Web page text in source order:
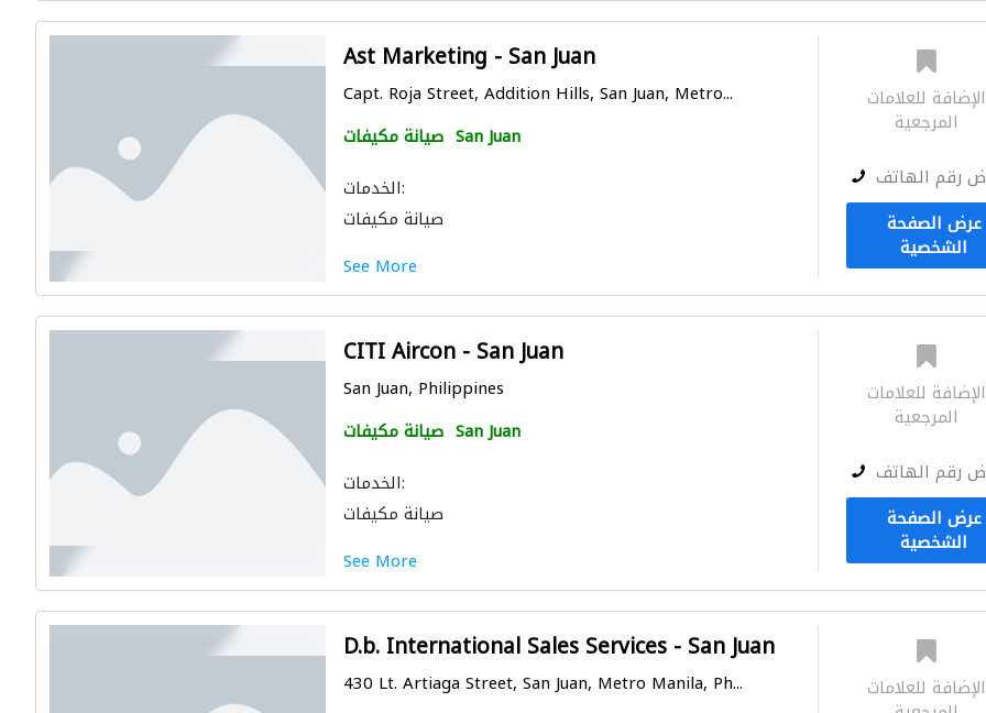
Ast Marketing - San Juan
Capt. Roja Street, Addition Hills, San Juan, Metro...
صيانة مكيفات San Juan
الخدمات:
صيانة مكيفات
See More
الإضافة للعلامات
المرجعية
رقم الهاتف
عرض الصفحة
الشخصية
CITI Aircon - San Juan
San Juan, Philippines
صيانة مكيفات San Juan
الخدمات:
صيانة مكيفات
See More
الإضافة للعلامات
المرجعية
رقم الهاتف
عرض الصفحة
الشخصية
D.b. International Sales Services - San Juan
430 Lt. Artiaga Street, San Juan, Metro Manila, Ph...
الإضافة للعلامات